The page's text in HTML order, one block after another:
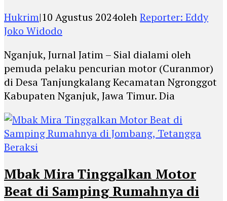
Hukrim|10 Agustus 2024olehReporter: Eddy
Joko Widodo
Nganjuk, Jurnal Jatim – Sial dialami oleh
pemuda pelaku pencurian motor (Curanmor)
di Desa Tanjungkalang Kecamatan Ngronggot
Kabupaten Nganjuk, Jawa Timur. Dia
Mbak Mira Tinggalkan Motor
Beat di Samping Rumahnya di